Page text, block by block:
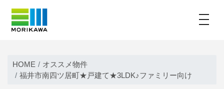
contentHOME
オススメ物件
福井市南四ツ居町★戸建て★3LDK♪ファミリー向け